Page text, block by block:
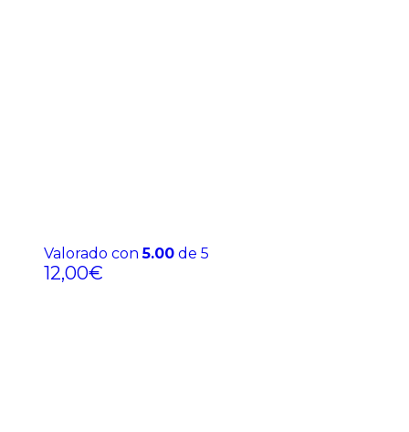
Valorado con5.00 de 5
12,00€